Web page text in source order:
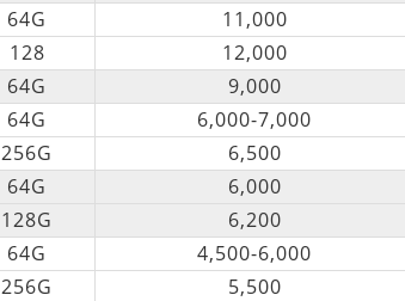
64G
11,000
128
12,000
64G
9,000
64G
6,000-7,000
256G
6,500
64G
6,000
128G
6,200
64G
4,500-6,000
256G
5,500